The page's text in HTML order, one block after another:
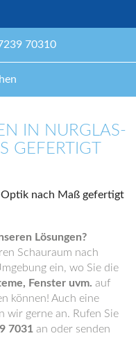
70310
IN NURGLAS-
Lösungen?
Schauraum nach
ein, wo Sie die
Fenster uvm. auf
können! Auch eine
wir gerne an. Rufen Sie
7031 an oder senden